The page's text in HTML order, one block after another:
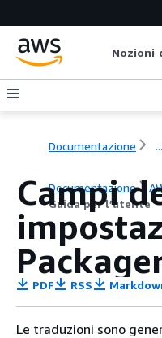
Nozioni
Documentazione ...
Documentazione
Guida per l’utente
Campi
PDF RSS
Le traduzioni sono